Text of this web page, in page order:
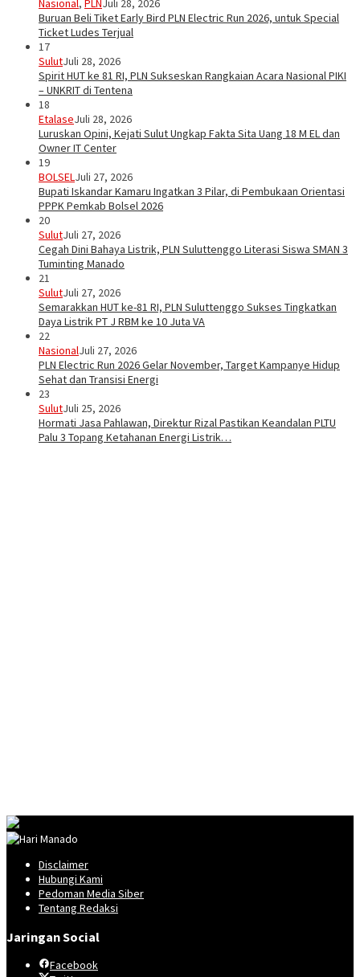
Nasional, PLNJuli 28, 2026
Buruan Beli Tiket Early Bird PLN Electric Run 2026, untuk Special
Ticket Ludes Terjual
17
SulutJuli 28, 2026
Spirit HUT ke 81 RI, PLN Sukseskan Rangkaian Acara Nasional PIKI
– UNKRIT di Tentena
18
EtalaseJuli 28, 2026
Luruskan Opini, Kejati Sulut Ungkap Fakta Sita Uang 18 M EL dan
Owner IT Center
19
BOLSELJuli 27, 2026
Bupati Iskandar Kamaru Ingatkan 3 Pilar, di Pembukaan Orientasi
PPPK Pemkab Bolsel 2026
20
SulutJuli 27, 2026
Cegah Dini Bahaya Listrik, PLN Suluttenggo Literasi Siswa SMAN 3
Tuminting Manado
21
SulutJuli 27, 2026
Semarakkan HUT ke-81 RI, PLN Suluttenggo Sukses Tingkatkan
Daya Listrik PT J RBM ke 10 Juta VA
22
NasionalJuli 27, 2026
PLN Electric Run 2026 Gelar November, Target Kampanye Hidup
Sehat dan Transisi Energi
23
SulutJuli 25, 2026
Hormati Jasa Pahlawan, Direktur Rizal Pastikan Keandalan PLTU
Palu 3 Topang Ketahanan Energi Listrik…
Disclaimer
Hubungi Kami
Pedoman Media Siber
Tentang Redaksi
Jaringan Social
Facebook